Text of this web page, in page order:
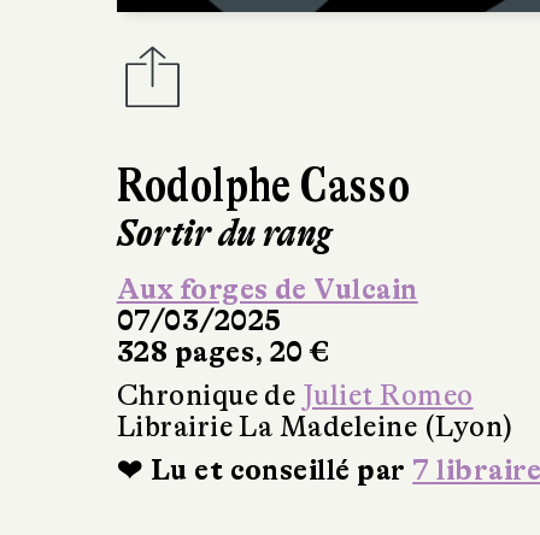
Rodolphe Casso
Sortir du rang
Aux forges de Vulcain
07/03/2025
328 pages, 20 €
Chronique de Juliet Romeo
Librairie La Madeleine (Lyon)
❤ Lu et conseillé par 7